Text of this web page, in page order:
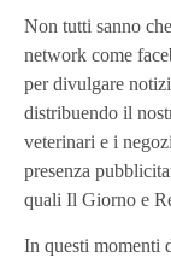
Non tutti sanno
network come
per divulgare
distribuendo il
veterinari e i
presenza
quali Il Giorno e
In questi momenti